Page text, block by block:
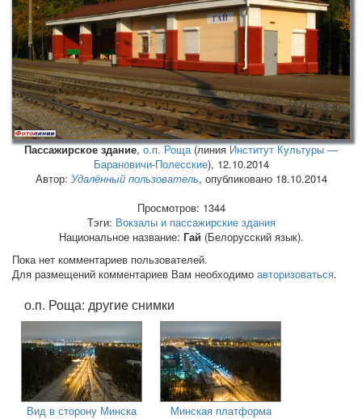
Пассажирское здание,о.п. Роща (линияИнститут Культуры —
Барановичи-Полесские), 12.10.2014
Автор: Удалённый пользователь, опубликовано 18.10.2014
Просмотров: 1344
Тэги: Вокзалы и пассажирские здания
Национальное название: Гай (Белорусский язык).
Пока нет комментариев пользователей.
Для размещений комментариев Вам необходимо авторизоваться.
о.п. Роща: другие снимки
Вид в сторону Минска Минская платформа